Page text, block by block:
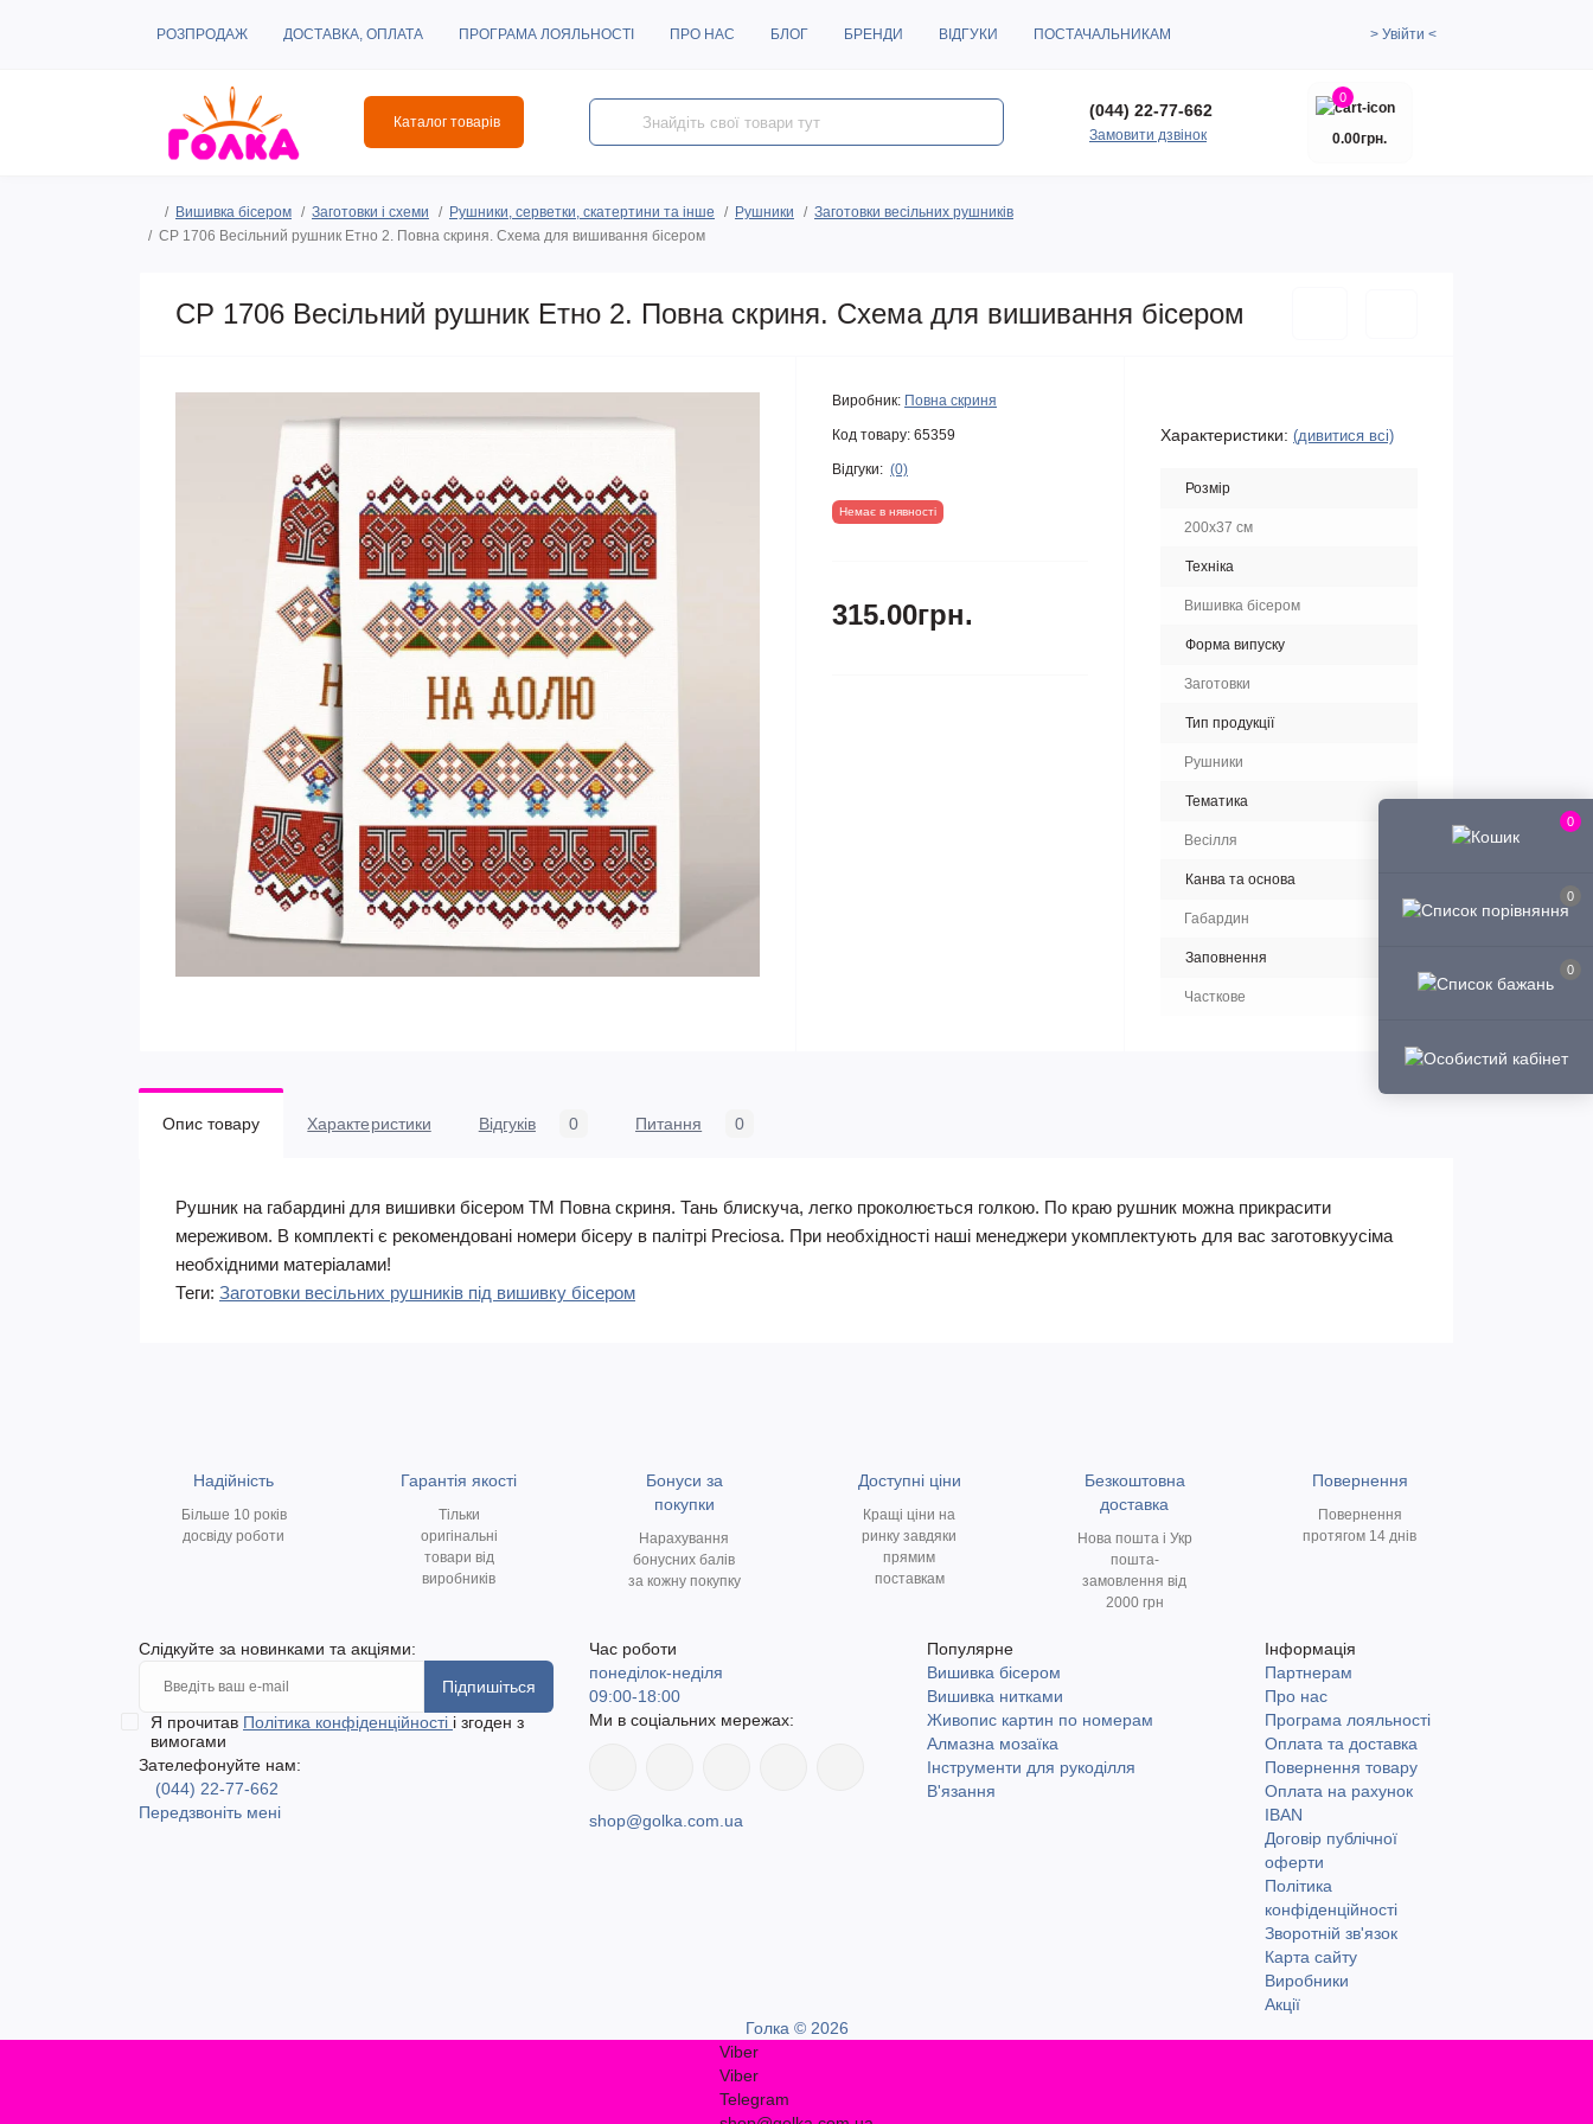
0
0
0
РОЗПРОДАЖ ДОСТАВКА, ОПЛАТА ПРОГРАМА ЛОЯЛЬНОСТІ ПРО НАС БЛОГ БРЕНДИ ВІДГУКИ ПОСТАЧАЛЬНИКАМ > Увійти <
Каталог товарів
(044) 22-77-662
Замовити дзвінок
0
0.00грн.
Вишивка бісером Заготовки і схеми Рушники, серветки, скатертини та інше Рушники
Заготовки весільних рушників
СР 1706 Весільний рушник Етно 2. Повна скриня. Схема для вишивання бісером
СР 1706 Весільний рушник Етно 2. Повна скриня. Схема для вишивання бісером
Виробник: Повна скриня
Код товару: 65359
Відгуки: (0)
Немає в нявності
315.00грн.
Характеристики: (дивитися всі)
Розмір
200х37 см
Техніка
Вишивка бісером
Форма випуску
Заготовки
Тип продукції
Рушники
Тематика
Весілля
Канва та основа
Габардин
Заповнення
Часткове
Опис товару Характеристики Відгуків 0 Питання 0
Рушник на габардині для вишивки бісером ТМ Повна скриня. Тань блискуча, легко проколюється голкою. По краю рушник можна прикрасити
мереживом. В комплекті є рекомендовані номери бісеру в палітрі Preciosa. При необхідності наші менеджери укомплектують для вас заготовкуусіма
необхідними матеріалами!
Теги: Заготовки весільних рушників під вишивку бісером
Надійність
Більше 10 років
досвіду роботи
Гарантія якості
Тільки
оригінальні
товари від
виробників
Бонуси за
покупки
Нарахування
бонусних балів
за кожну покупку
Доступні ціни
Кращі ціни на
ринку завдяки
прямим
поставкам
Безкоштовна
доставка
Нова пошта і Укр
пошта-
замовлення від
2000 грн
Повернення
Повернення
протягом 14 днів
Слідкуйте за новинками та акціями:
Підпишіться
Я прочитав Політика конфіденційності і згоден з
вимогами
Зателефонуйте нам:
(044) 22-77-662
Передзвоніть мені
Час роботи
понеділок-неділя
09:00-18:00
Ми в соціальних мережах:
shop@golka.com.ua
Популярне
Вишивка бісером
Вишивка нитками
Живопис картин по номерам
Алмазна мозаїка
Інструменти для рукоділля
В'язання
Інформація
Партнерам
Про нас
Програма лояльності
Оплата та доставка
Повернення товару
Оплата на рахунок
IBAN
Договір публічної
оферти
Політика
конфіденційності
Зворотній зв'язок
Карта сайту
Виробники
Акції
Голка © 2026
Viber
Viber
Telegram